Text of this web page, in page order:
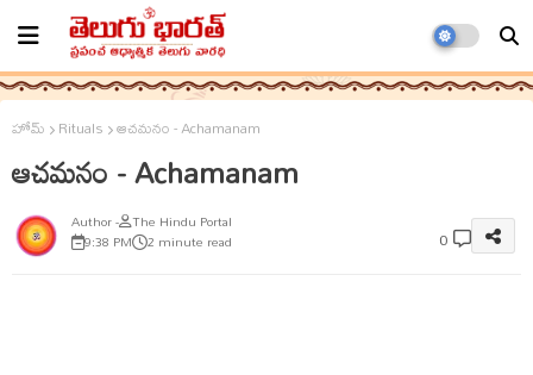
హోమ్ Rituals ఆచమనం - Achamanam
ఆచమనం - Achamanam
The Hindu Portal
9:38 PM 2 minute read 0